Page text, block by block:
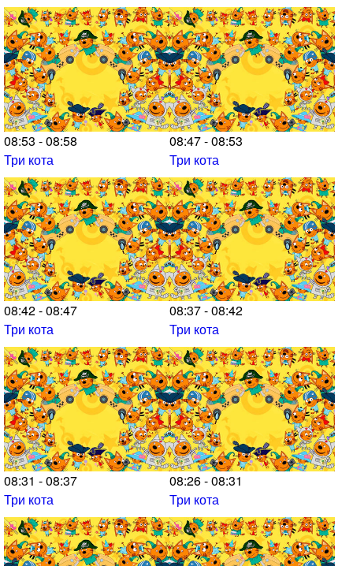
08:53 - 08:58
Три кота
08:47 - 08:53
Три кота
08:42 - 08:47
Три кота
08:37 - 08:42
Три кота
08:31 - 08:37
Три кота
08:26 - 08:31
Три кота